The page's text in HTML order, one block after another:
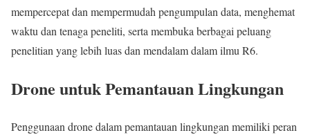
mempercepat dan mempermudah pengumpulan data, menghemat
waktu dan tenaga peneliti, serta membuka berbagai peluang
penelitian yang lebih luas dan mendalam dalam ilmu R6.
Drone untuk Pemantauan Lingkungan
Penggunaan drone dalam pemantauan lingkungan memiliki peran